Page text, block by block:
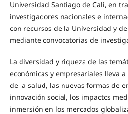
Universidad Santiago de Cali, en
investigadores nacionales e
con recursos de la Universidad y
mediante convocatorias de
La diversidad y riqueza de las
económicas y empresariales lleva
de la salud, las nuevas formas de
innovación social, los impactos
inmersión en los mercados